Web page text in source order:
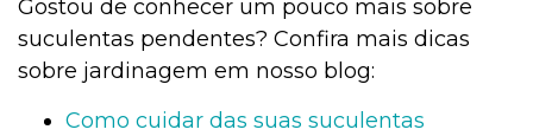
Gostou de conhecer um pouco mais sobre
suculentas pendentes? Confira mais dicas
sobre jardinagem em nosso blog:
Como cuidar das suas suculentas